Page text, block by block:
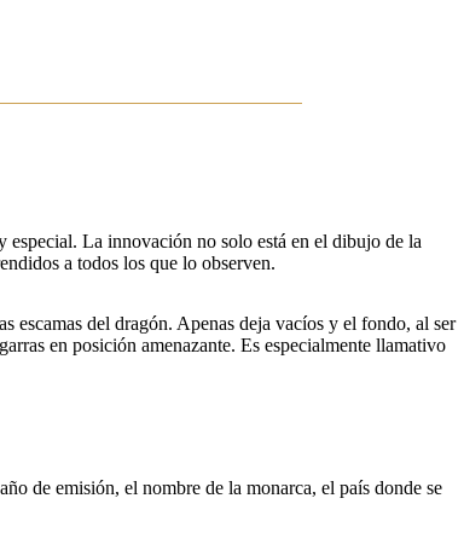
La innovación no solo está en el dibujo de la
a todos los que lo observen.
escamas del dragón. Apenas deja vacíos y el fondo, al ser
en posición amenazante. Es especialmente llamativo
de emisión, el nombre de la monarca, el país donde se